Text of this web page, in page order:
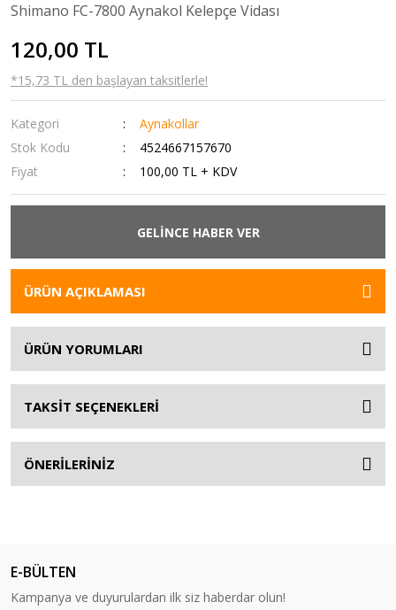
Shimano FC-7800 Aynakol Kelepçe Vidası
120,00 TL
*15,73 TL den başlayan taksitlerle!
Kategori
Aynakollar
Stok Kodu
4524667157670
Fiyat
100,00 TL + KDV
GELİNCE HABER VER
ÜRÜN AÇIKLAMASI
ÜRÜN YORUMLARI
TAKSİT SEÇENEKLERİ
ÖNERİLERİNİZ
E-BÜLTEN
Kampanya ve duyurulardan ilk siz haberdar olun!